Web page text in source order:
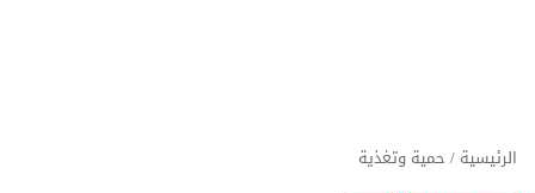
الرئيسية / حمية وتغذية